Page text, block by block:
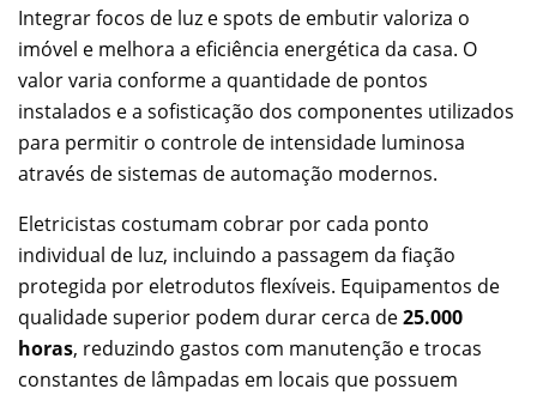
Integrar focos de luz e spots de embutir valoriza o
imóvel e melhora a eficiência energética da casa. O
valor varia conforme a quantidade de pontos
instalados e a sofisticação dos componentes utilizados
para permitir o controle de intensidade luminosa
através de sistemas de automação modernos.
Eletricistas costumam cobrar por cada ponto
individual de luz, incluindo a passagem da fiação
protegida por eletrodutos flexíveis. Equipamentos de
qualidade superior podem durar cerca de25.000
horas, reduzindo gastos com manutenção e trocas
constantes de lâmpadas em locais que possuem